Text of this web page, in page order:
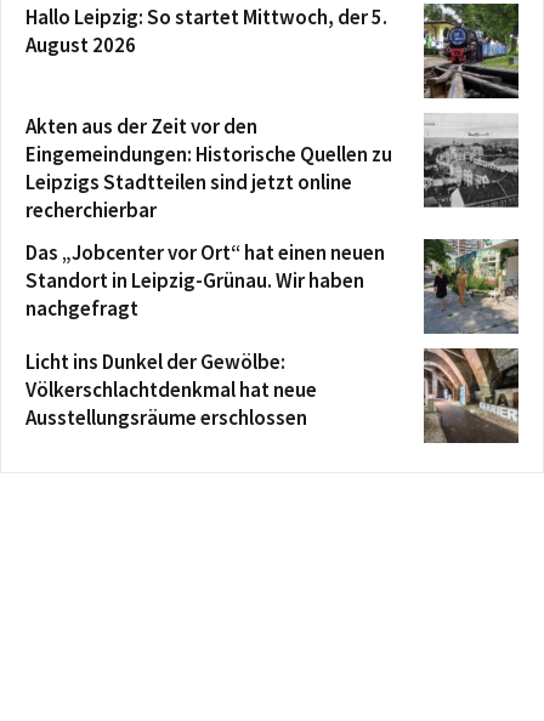
Hallo Leipzig: So startet Mittwoch, der 5.
August 2026
Akten aus der Zeit vor den
Eingemeindungen: Historische Quellen zu
Leipzigs Stadtteilen sind jetzt online
recherchierbar
Das „Jobcenter vor Ort“ hat einen neuen
Standort in Leipzig-Grünau. Wir haben
nachgefragt
Licht ins Dunkel der Gewölbe:
Völkerschlachtdenkmal hat neue
Ausstellungsräume erschlossen